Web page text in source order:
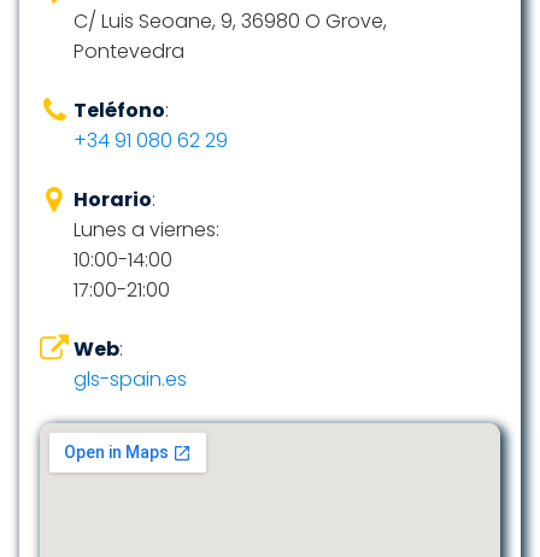
C/ Luis Seoane, 9, 36980 O Grove,
Pontevedra
Teléfono:
+34 91 080 62 29
Horario:
Lunes a viernes:
10:00-14:00
17:00-21:00
Web:
gls-spain.es